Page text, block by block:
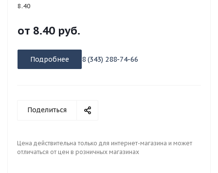
8.40
от 8.40 руб.
Подробнее 8 (343) 288-74-66
Поделиться
Цена действительна только для интернет-магазина и может
отличаться от цен в розничных магазинах